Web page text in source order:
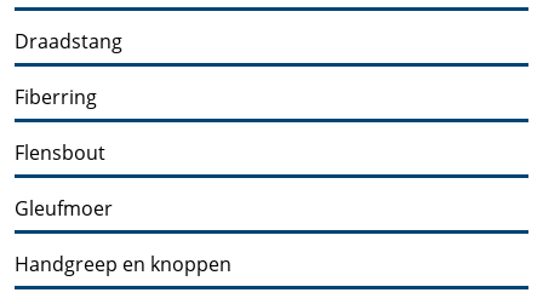
Draadstang
Fiberring
Flensbout
Gleufmoer
Handgreep en knoppen